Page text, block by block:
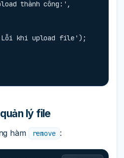
lý file
hàm remove :